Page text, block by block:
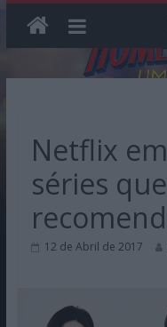
Netflix
séries que
12 de Abril de 2017